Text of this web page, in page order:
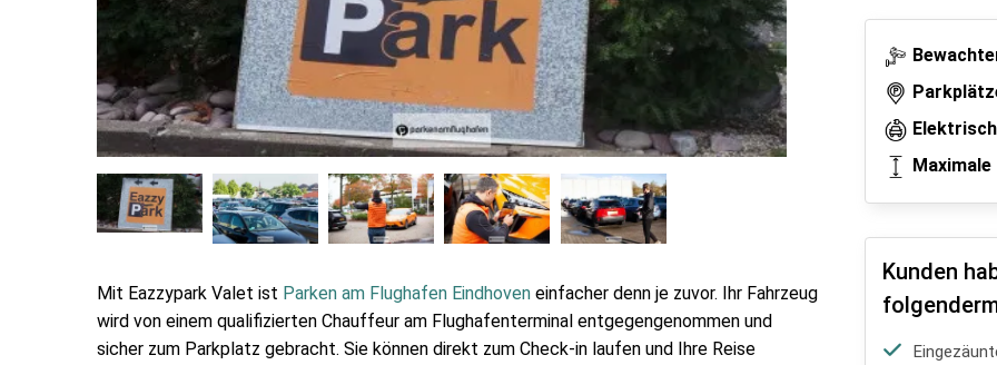
Mit Eazzypark Valet ist Parken am Flughafen Eindhoven einfacher denn je zuvor. Ihr Fahrzeug
wird von einem qualifizierten Chauffeur am Flughafenterminal entgegengenommen und
sicher zum Parkplatz gebracht. Sie können direkt zum Check-in laufen und Ihre Reise
Kunden